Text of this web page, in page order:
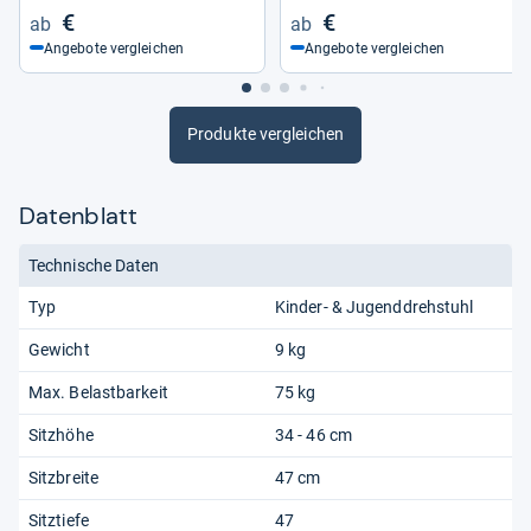
€
Angebote vergleichen
€
Angebote vergleichen
Produkte vergleichen
Datenblatt
Technische Daten
Typ Kinder- & Jugenddrehstuhl
Gewicht 9 kg
Max. Belastbarkeit 75 kg
Sitzhöhe 34 - 46 cm
Sitzbreite 47 cm
Sitztiefe 47